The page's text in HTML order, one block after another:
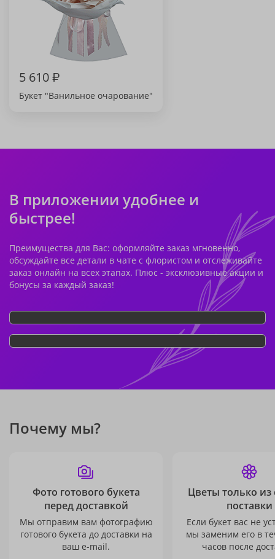
5 610₽
Букет "Ванильное очарование"
В приложении удобнее и
быстрее!
Преимущества для Вас: оформляйте заказ мгновенно,
обсуждайте все детали в чате с флористом и отслеживайте
заказ онлайн на всех этапах. Плюс - эксклюзивные акции и
бонусы за каждый заказ!
Почему мы?
Фото готового букета
перед доставкой
Мы отправим вам фотографию
готового букета до доставки на
ваш e-mail.
Цветы только из
поставки
Если букет вас не
мы заменим его в
часов после